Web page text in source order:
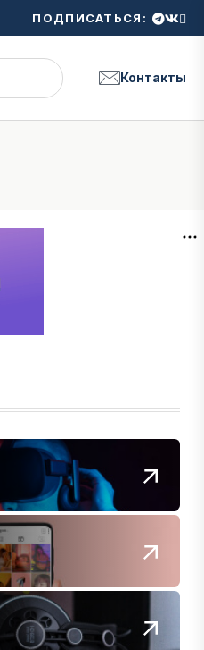
ПОДПИСАТЬСЯ:
Контакты